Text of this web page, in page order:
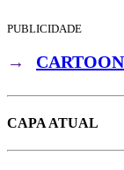
PUBLICIDADE
→
CAPA ATUAL